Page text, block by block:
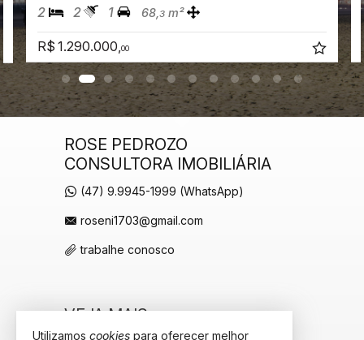
2 2 1 68,3 m²
R$ 1.290.000, 00
ROSE PEDROZO
CONSULTORA IMOBILIÁRIA
(47) 9.9945-1999 (WhatsApp)
roseni1703@gmail.com
trabalhe conosco
VEJA MAIS
Utilizamos cookies para oferecer melhor